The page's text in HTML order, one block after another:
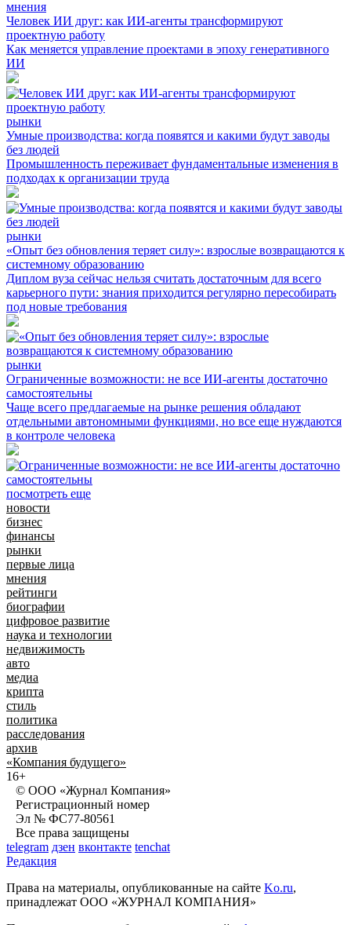
мнения
Человек ИИ друг: как ИИ-агенты трансформируют
проектную работу
Как меняется управление проектами в эпоху генеративного
ИИ
рынки
Умные производства: когда появятся и какими будут заводы
без людей
Промышленность переживает фундаментальные изменения в
подходах к организации труда
рынки
«Опыт без обновления теряет силу»: взрослые возвращаются к
системному образованию
Диплом вуза сейчас нельзя считать достаточным для всего
карьерного пути: знания приходится регулярно пересобирать
под новые требования
рынки
Ограниченные возможности: не все ИИ-агенты достаточно
самостоятельны
Чаще всего предлагаемые на рынке решения обладают
отдельными автономными функциями, но все еще нуждаются
в контроле человека
посмотреть еще
новости
бизнес
финансы
рынки
первые лица
мнения
рейтинги
биографии
цифровое развитие
наука и технологии
недвижимость
авто
медиа
крипта
стиль
политика
расследования
архив
«Компания будущего»
16+
© ООО «Журнал Компания»
Регистрационный номер
Эл № ФС77-80561
Все права защищены
telegram дзен вконтакте tenchat
Редакция
Права на материалы, опубликованные на сайте Ko.ru,
принадлежат ООО «ЖУРНАЛ КОМПАНИЯ»